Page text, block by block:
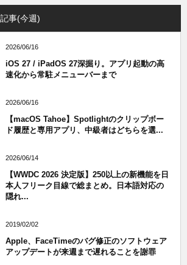
事(今週)
2026/06/16
iOS 27 / iPadOS 27深掘り。アプリ起動の高
速化から常駐メニューバーまで
2026/06/16
【macOS Tahoe】Spotlightのクリップボー
ド履歴と専用アプリ、中級者はどちらを選...
2026/06/14
【WWDC 2026 決定版】250以上の新機能を日
本人フリーク目線で総まとめ。日本語対応の
隠れ...
2019/02/02
Apple、FaceTimeのバグ修正のソフトウェア
アップデートが来週まで遅れることを謝罪